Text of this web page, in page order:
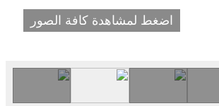
اضغط لمشاهدة كافة الصور